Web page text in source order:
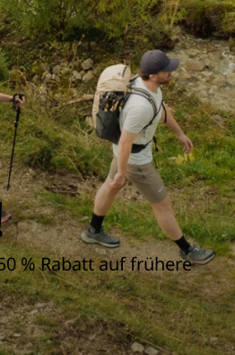
% Rabatt auf frühere